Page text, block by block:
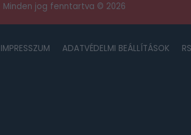
Minden jog fenntartva © 2026
IMPRESSZUM ADATVÉDELMI BEÁLLÍTÁSOK